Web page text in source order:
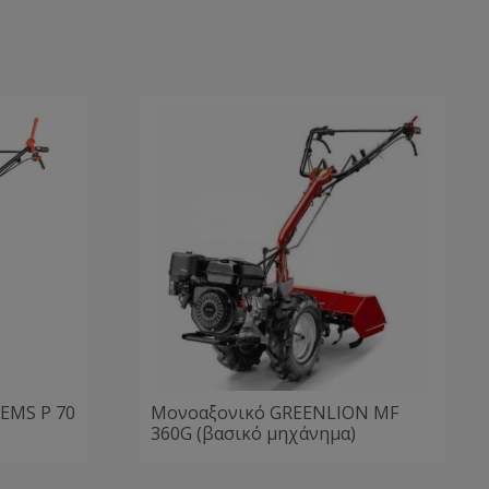
P 70
Μονοαξονικό GREENLION MF
360G (βασικό μηχάνημα)